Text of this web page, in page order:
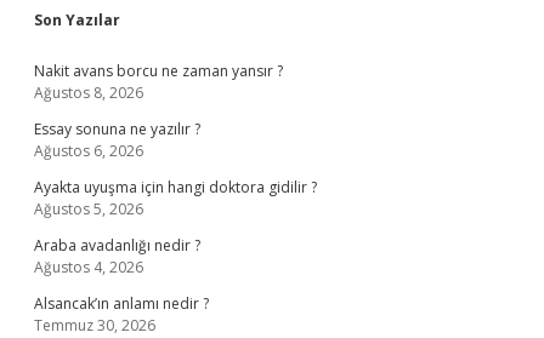
Sidebar
Son Yazılar
Nakit avans borcu ne zaman yansır ?
Ağustos 8, 2026
Essay sonuna ne yazılır ?
Ağustos 6, 2026
Ayakta uyuşma için hangi doktora gidilir ?
Ağustos 5, 2026
Araba avadanlığı nedir ?
Ağustos 4, 2026
Alsancak’ın anlamı nedir ?
Temmuz 30, 2026